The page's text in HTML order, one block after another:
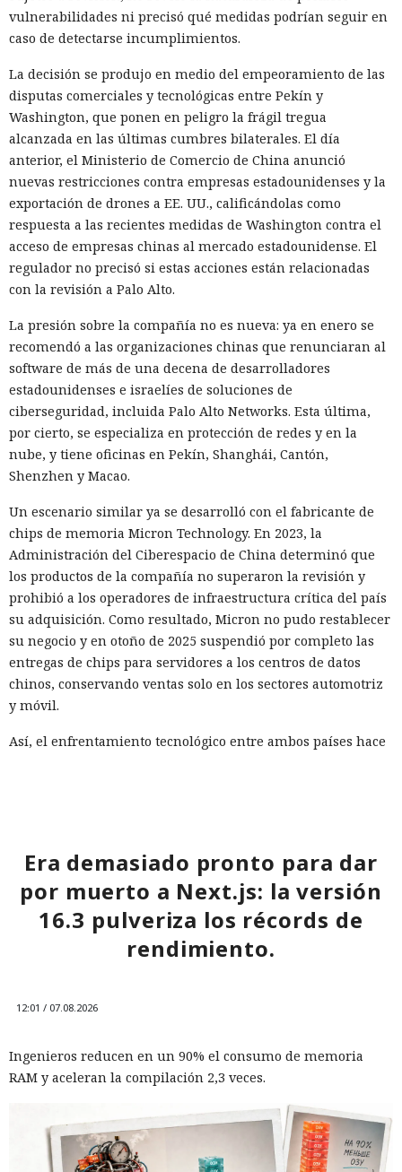
vulnerabilidades ni precisó qué medidas podrían seguir en
caso de detectarse incumplimientos.
La decisión se produjo en medio del empeoramiento de las
disputas comerciales y tecnológicas entre Pekín y
Washington, que ponen en peligro la frágil tregua
alcanzada en las últimas cumbres bilaterales. El día
anterior, el Ministerio de Comercio de China anunció
nuevas restricciones contra empresas estadounidenses y la
exportación de drones a EE. UU., calificándolas como
respuesta a las recientes medidas de Washington contra el
acceso de empresas chinas al mercado estadounidense. El
regulador no precisó si estas acciones están relacionadas
con la revisión a Palo Alto.
La presión sobre la compañía no es nueva: ya en enero se
recomendó a las organizaciones chinas que renunciaran al
software de más de una decena de desarrolladores
estadounidenses e israelíes de soluciones de
ciberseguridad, incluida Palo Alto Networks. Esta última,
por cierto, se especializa en protección de redes y en la
nube, y tiene oficinas en Pekín, Shanghái, Cantón,
Shenzhen y Macao.
Un escenario similar ya se desarrolló con el fabricante de
chips de memoria Micron Technology. En 2023, la
Administración del Ciberespacio de China determinó que
los productos de la compañía no superaron la revisión y
prohibió a los operadores de infraestructura crítica del país
su adquisición. Como resultado, Micron no pudo restablecer
su negocio y en otoño de 2025 suspendió por completo las
entregas de chips para servidores a los centros de datos
chinos, conservando ventas solo en los sectores automotriz
y móvil.
Así, el enfrentamiento tecnológico entre ambos países hace
no simplemente en participantes de la competencia de
mercado.
Era demasiado pronto para dar
por muerto a Next.js: la versión
16.3 pulveriza los récords de
rendimiento.
12:01 / 07.08.2026
Ingenieros reducen en un 90% el consumo de memoria
RAM y aceleran la compilación 2,3 veces.